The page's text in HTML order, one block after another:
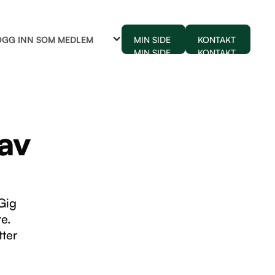
INN SOM MEDLEM
MIN SIDE
MIN SIDE
KONTAKT
KONTAKT